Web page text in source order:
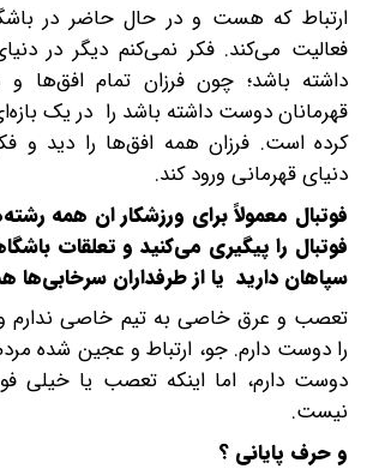
ارتباط که هست و در حال حاضر در
فعالیت می‌کند. فکر نمی‌کنم دیگر در
داشته باشد؛ چون فرزان تمام افق‌ها
قهرمانان دوست داشته باشد را در یک
کرده است. فرزان همه افق‌ها را دید و
دنیای قهرمانی ورود کند.
فوتبال معمولاً برای ورزشکار ان همه
فوتبال را پیگیری می‌کنید و تعلقات
سپاهان دارید یا از طرفداران سرخابی‌ها
تعصب و عرق خاصی به تیم خاصی ندارم و
را دوست دارم. جو، ارتباط و عجین شده مردم
دوست دارم، اما اینکه تعصب یا خیلی
نیست.
و حرف پایانی ؟